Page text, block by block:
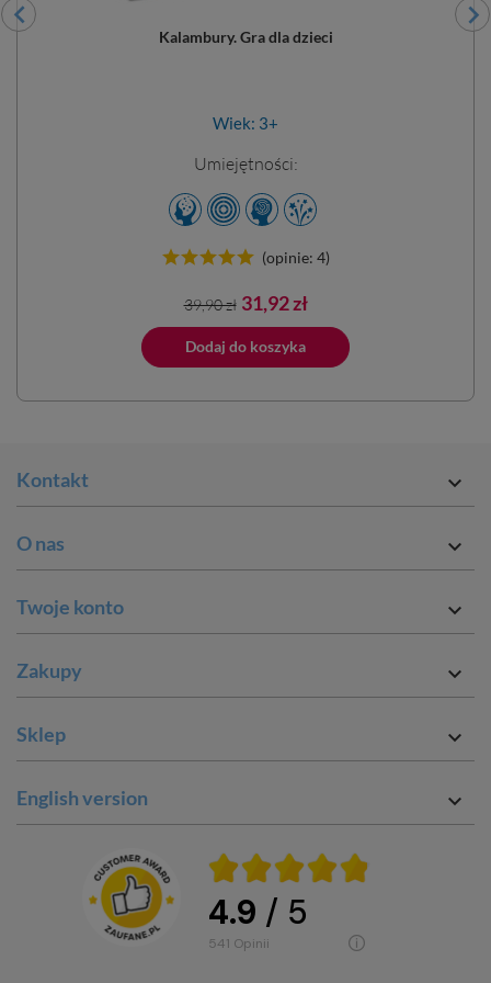
Kalambury. Gra dla dzieci
Wiek: 3+
Umiejętności:
(opinie: 4)
Cena
podstawowa
39,90 zł Cena
31,92 zł
Dodaj do koszyka
Kontakt 
O nas 
Twoje konto 
Zakupy 
Sklep 
English version 
4.9 / 5
541 opinii